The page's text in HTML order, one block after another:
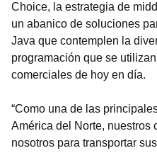
Choice, la estrategia de
un abanico de soluciones
Java que contemplen la
programación que se
comerciales de hoy en día.
“Como una de las
América del Norte, nuestros
nosotros para transportar